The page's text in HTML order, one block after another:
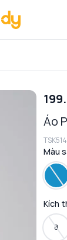
Áo
Màu
Kích
8